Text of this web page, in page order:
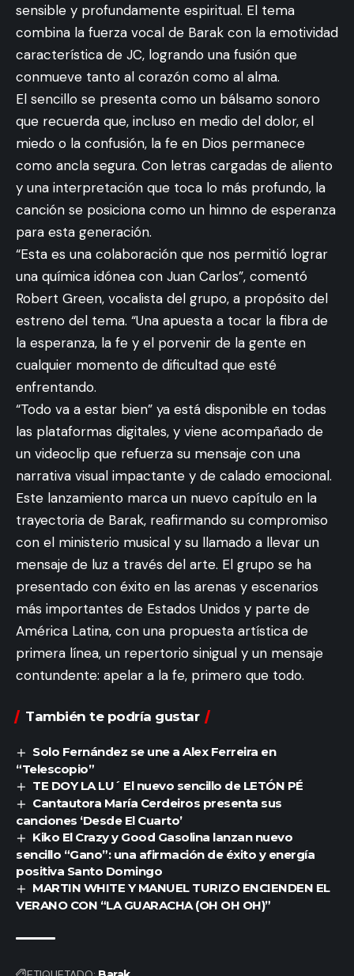
sensible y profundamente espiritual. El tema
combina la fuerza vocal de Barak con la emotividad
característica de JC, logrando una fusión que
conmueve tanto al corazón como al alma.
El sencillo se presenta como un bálsamo sonoro
que recuerda que, incluso en medio del dolor, el
miedo o la confusión, la fe en Dios permanece
como ancla segura. Con letras cargadas de aliento
y una interpretación que toca lo más profundo, la
canción se posiciona como un himno de esperanza
para esta generación.
“Esta es una colaboración que nos permitió lograr
una química idónea con Juan Carlos”, comentó
Robert Green, vocalista del grupo, a propósito del
estreno del tema. “Una apuesta a tocar la fibra de
la esperanza, la fe y el porvenir de la gente en
cualquier momento de dificultad que esté
enfrentando.
“Todo va a estar bien” ya está disponible en todas
las plataformas digitales, y viene acompañado de
un videoclip que refuerza su mensaje con una
narrativa visual impactante y de calado emocional.
Este lanzamiento marca un nuevo capítulo en la
trayectoria de Barak, reafirmando su compromiso
con el ministerio musical y su llamado a llevar un
mensaje de luz a través del arte. El grupo se ha
presentado con éxito en las arenas y escenarios
más importantes de Estados Unidos y parte de
América Latina, con una propuesta artística de
primera línea, un repertorio sinigual y un mensaje
contundente: apelar a la fe, primero que todo.
También te podría gustar
Solo Fernández se une a Alex Ferreira en
“Telescopio”
TE DOY LA LU´ El nuevo sencillo de LETÓN PÉ
Cantautora María Cerdeiros presenta sus
canciones ‘Desde El Cuarto’
Kiko El Crazy y Good Gasolina lanzan nuevo
sencillo “Gano”: una afirmación de éxito y energía
positiva Santo Domingo
MARTIN WHITE Y MANUEL TURIZO ENCIENDEN EL
VERANO CON “LA GUARACHA (OH OH OH)”